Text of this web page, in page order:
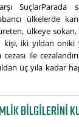
SuçlarParada
ülkelerde
ülkeye
iki yıldan oniki
ile
üç yıla kadar
BILGILERINI